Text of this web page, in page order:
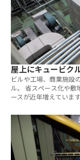
屋上にキュービク
ビルや工場、商業施設
ル。 省スペース化や敷
ースが近年増えていま